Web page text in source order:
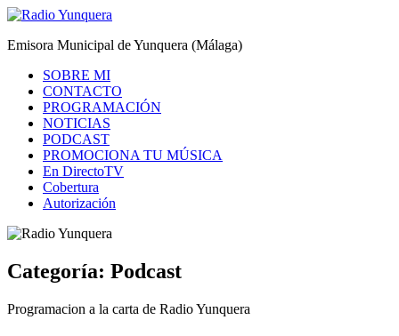
Saltar
contenido
Radio Yunquera
Emisora Municipal de Yunquera (Málaga)
SOBRE MI
CONTACTO
PROGRAMACIÓN
NOTICIAS
PODCAST
PROMOCIONA TU MÚSICA
En DirectoTV
Cobertura
Autorización
Categoría: Podcast
Programacion a la carta de Radio Yunquera